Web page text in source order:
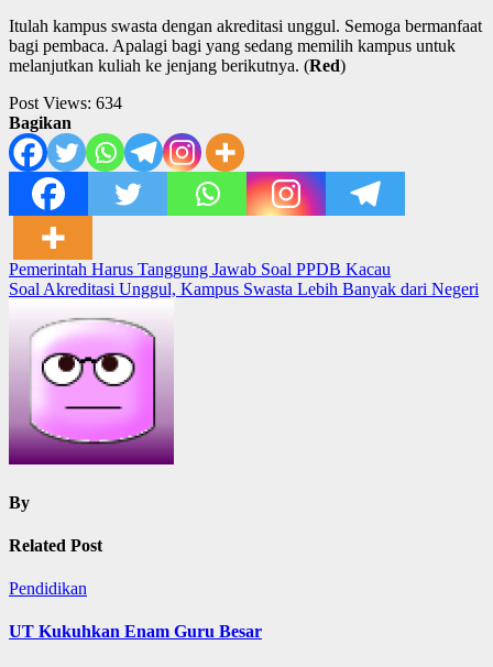
Itulah kampus swasta dengan akreditasi unggul. Semoga bermanfaat
bagi pembaca. Apalagi bagi yang sedang memilih kampus untuk
melanjutkan kuliah ke jenjang berikutnya. (Red)
Post Views: 634
Bagikan
Post
navigation
Pemerintah Harus Tanggung Jawab Soal PPDB Kacau
Soal Akreditasi Unggul, Kampus Swasta Lebih Banyak dari Negeri
By
Related Post
Pendidikan
UT Kukuhkan Enam Guru Besar